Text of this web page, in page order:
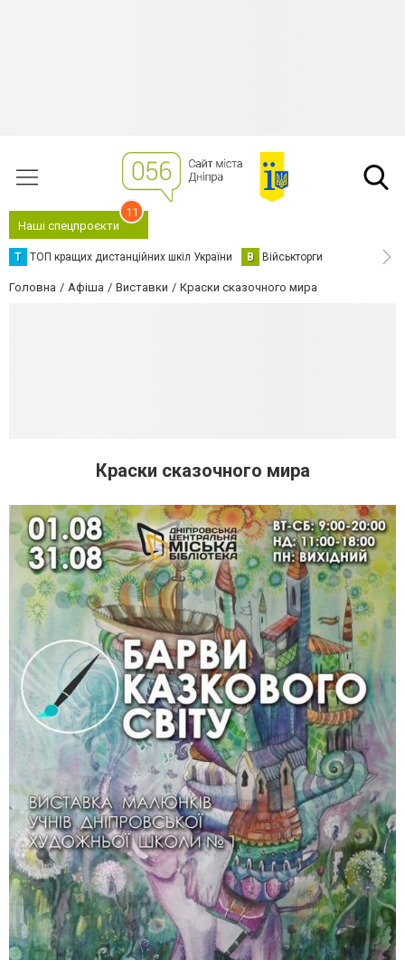
Наші спецпроєкти
11
Т ТОП кращих дистанційних шкіл України В Військторги
Головна Афіша Виставки Краски сказочного мира
Краски сказочного мира